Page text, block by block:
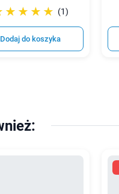
(1)
Dodaj do koszyka